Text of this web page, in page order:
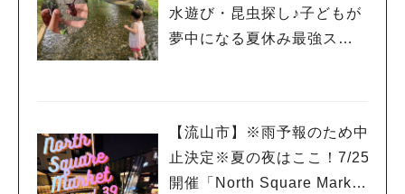
水遊び・昆虫探し♪子どもが
夢中になる夏休み最強スポ
【流山市】※雨予報のため中
止決定※夏の夜はここ！7/25
開催「North Square Marke